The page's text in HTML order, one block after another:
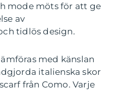
mode möts för att ge
av
tidlös design.
med känslan
italienska skor
från Como. Varje